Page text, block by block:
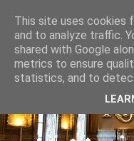
This site uses cookies
and to analyze traffic.
shared with Google
metrics to ensure
statistics, and to